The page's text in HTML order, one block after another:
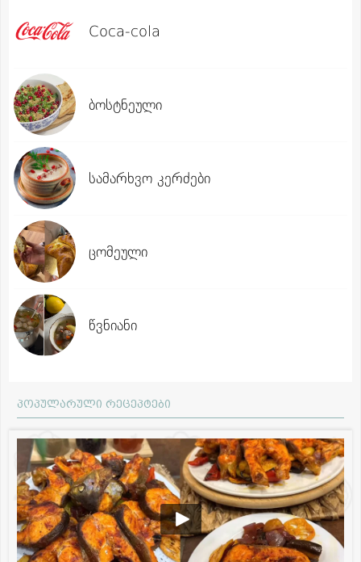
Coca-cola
ბოსტნეული
სამარხვო კერძები
ცომეული
წვნიანი
პოპულარული რეცეპტები